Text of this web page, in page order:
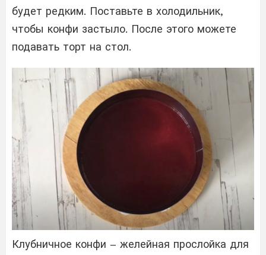
будет редким. Поставьте в холодильник,
чтобы конфи застыло. После этого можете
подавать торт на стол.
Клубничное конфи – желейная прослойка для